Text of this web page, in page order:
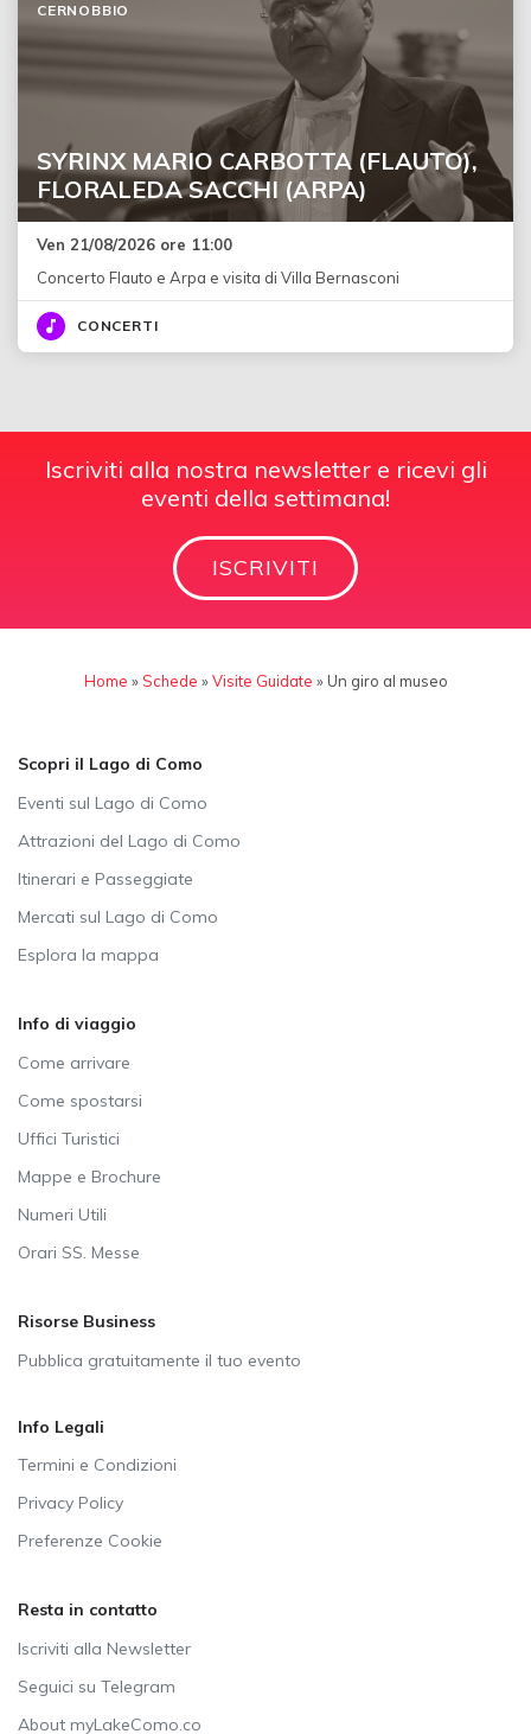
SYRINX MARIO CARBOTTA (FLAUTO),
FLORALEDA SACCHI (ARPA)
CERNOBBIO
Ven 21/08/2026 ore 11:00
Concerto Flauto e Arpa e visita di Villa Bernasconi
CONCERTI
Iscriviti alla nostra newsletter e ricevi gli
eventi della settimana!
ISCRIVITI
Home »Schede »Visite Guidate » Un giro al museo
Scopri il Lago di Como
Eventi sul Lago di Como
Attrazioni del Lago di Como
Itinerari e Passeggiate
Mercati sul Lago di Como
Esplora la mappa
Info di viaggio
Come arrivare
Come spostarsi
Uffici Turistici
Mappe e Brochure
Numeri Utili
Orari SS. Messe
Risorse Business
Pubblica gratuitamente il tuo evento
Info Legali
Termini e Condizioni
Privacy Policy
Preferenze Cookie
Resta in contatto
Iscriviti alla Newsletter
Seguici su Telegram
About myLakeComo.co